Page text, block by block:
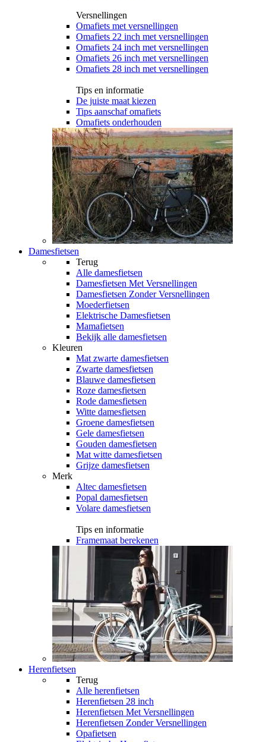
Versnellingen
Omafiets met versnellingen
Omafiets 22 inch met versnellingen
Omafiets 24 inch met versnellingen
Omafiets 26 inch met versnellingen
Omafiets 28 inch met versnellingen
Tips en informatie
De juiste maat kiezen
Tips aanschaf omafiets
Omafiets onderhouden
Damesfietsen
Terug
Alle damesfietsen
Damesfietsen Met Versnellingen
Damesfietsen Zonder Versnellingen
Moederfietsen
Elektrische Damesfietsen
Mamafietsen
Bekijk alle damesfietsen
Kleuren
Mat zwarte damesfietsen
Zwarte damesfietsen
Blauwe damesfietsen
Roze damesfietsen
Rode damesfietsen
Witte damesfietsen
Groene damesfietsen
Gele damesfietsen
Gouden damesfietsen
Mat witte damesfietsen
Grijze damesfietsen
Merk
Altec damesfietsen
Popal damesfietsen
Volare damesfietsen
Tips en informatie
Framemaat berekenen
Herenfietsen
Terug
Alle herenfietsen
Herenfietsen 28 inch
Herenfietsen Met Versnellingen
Herenfietsen Zonder Versnellingen
Opafietsen